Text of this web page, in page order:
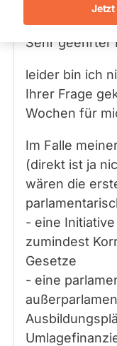
Archiv
Über uns
Jetzt
Sehr geehrter
leider bin ich
Ihrer Frage
Wochen für
Im Falle
(direkt ist ja
wären die
- eine
zumindest
Gesetze
- eine